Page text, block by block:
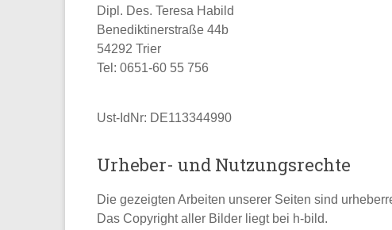
Dipl. Des. Teresa Habild
Benediktinerstraße 44b
54292 Trier
Tel: 0651-60 55 756
Ust-IdNr: DE113344990
Urheber- und Nutzungsrechte
Die gezeigten Arbeiten unserer Seiten sind
Das Copyright aller Bilder liegt bei h-bild.